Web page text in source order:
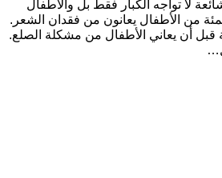
لا تواجه الكبار فقط بل والأطفال
بنحو 3 في المئة من الأطفال يعانون من فقدان الشعر.
أن يعاني الأطفال من مشكلة الصلع.